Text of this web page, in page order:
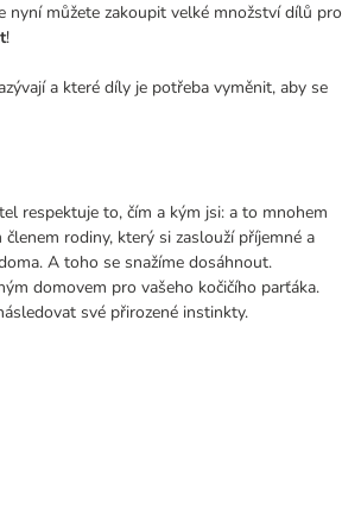
nyní můžete zakoupit velké množství dílů pro
!
a které díly je potřeba vyměnit, aby se
respektuje to, čím a kým jsi: a to mnohem
rodiny, který si zaslouží příjemné a
A toho se snažíme dosáhnout.
domovem pro vašeho kočičího parťáka.
své přirozené instinkty.